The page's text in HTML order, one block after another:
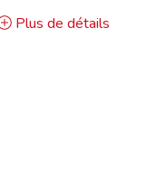
Plus de détails